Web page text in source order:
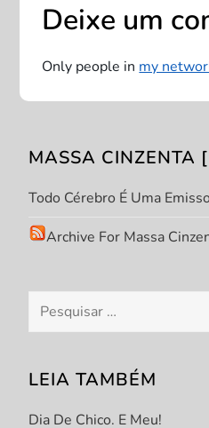
a
ç
ã
o
d
e
o
Deixe um
Only people in my
MASSA CINZENTA
Todo Cérebro É Uma
Archive For Massa
Pesquisar
por:
LEIA TAMBÉM
Dia De Chico. E Meu!